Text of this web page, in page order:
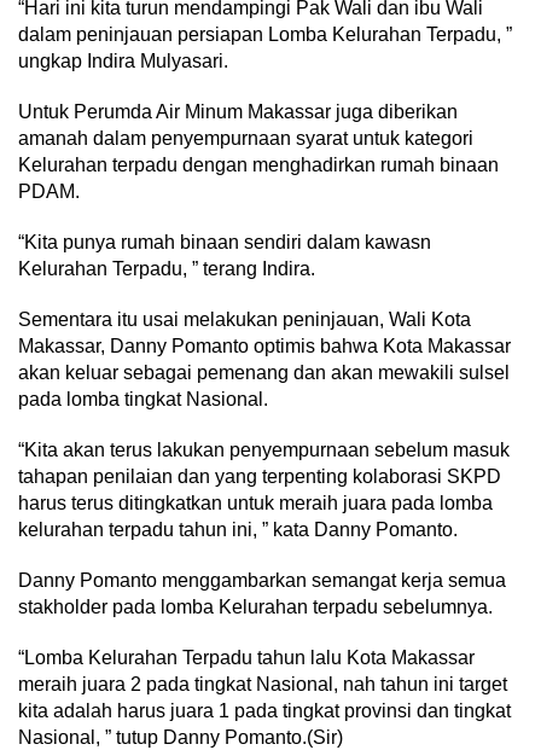
“Hari ini kita turun mendampingi Pak Wali dan ibu Wali
dalam peninjauan persiapan Lomba Kelurahan Terpadu, ”
ungkap Indira Mulyasari.
Untuk Perumda Air Minum Makassar juga diberikan
amanah dalam penyempurnaan syarat untuk kategori
Kelurahan terpadu dengan menghadirkan rumah binaan
PDAM.
“Kita punya rumah binaan sendiri dalam kawasn
Kelurahan Terpadu, ” terang Indira.
Sementara itu usai melakukan peninjauan, Wali Kota
Makassar, Danny Pomanto optimis bahwa Kota Makassar
akan keluar sebagai pemenang dan akan mewakili sulsel
pada lomba tingkat Nasional.
“Kita akan terus lakukan penyempurnaan sebelum masuk
tahapan penilaian dan yang terpenting kolaborasi SKPD
harus terus ditingkatkan untuk meraih juara pada lomba
kelurahan terpadu tahun ini, ” kata Danny Pomanto.
Danny Pomanto menggambarkan semangat kerja semua
stakholder pada lomba Kelurahan terpadu sebelumnya.
“Lomba Kelurahan Terpadu tahun lalu Kota Makassar
meraih juara 2 pada tingkat Nasional, nah tahun ini target
kita adalah harus juara 1 pada tingkat provinsi dan tingkat
Nasional, ” tutup Danny Pomanto.(Sir)